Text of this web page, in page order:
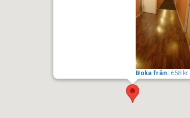
Boka från: 658 kr